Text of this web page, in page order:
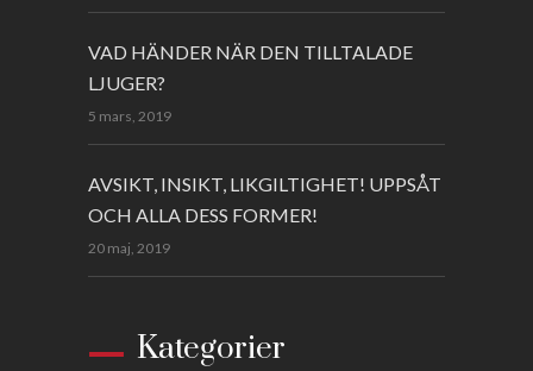
VAD HÄNDER NÄR DEN TILLTALADE
LJUGER?
5 mars, 2019
AVSIKT, INSIKT, LIKGILTIGHET! UPPSÅT
OCH ALLA DESS FORMER!
20 maj, 2019
Kategorier